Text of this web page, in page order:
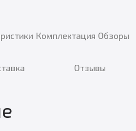
Комплектация Обзоры
Отзывы